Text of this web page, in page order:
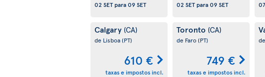
02 SETpara09 SET
02 SETpara09 SET
Calgary (CA)
de Lisboa(PT)
610 €
taxas e impostos incl.
Toronto (CA)
de Faro(PT)
749 €
taxas e impostos incl.